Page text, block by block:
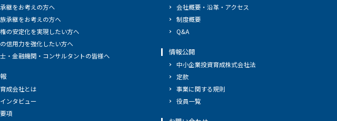
継をお考えの方へ
承継をお考えの方へ
の安定化を実現したい方へ
信用力を強化したい方へ
・金融機関・コンサルタントの皆様へ
成会社とは
ンタビュー
項
会社概要・沿革・アクセス
制度概要
Q&A
情報公開
中小企業投資育成株式会社法
定款
事業に関する規則
役員一覧